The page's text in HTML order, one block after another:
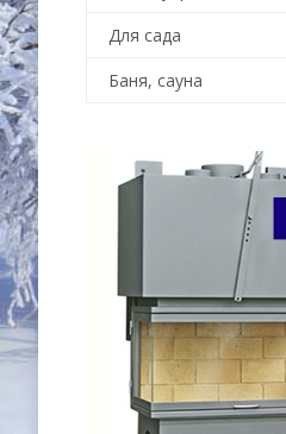
Для сада
Баня, сауна